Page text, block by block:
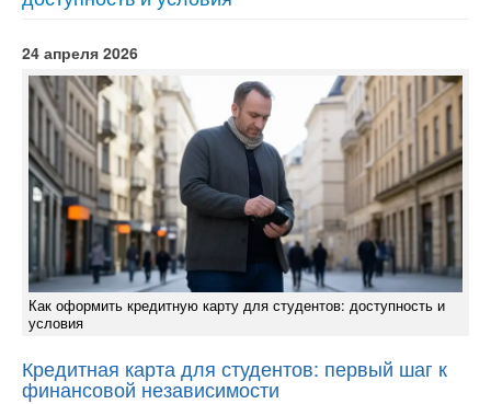
24 апреля 2026
Как оформить кредитную карту для студентов: доступность и
условия
Кредитная карта для студентов: первый шаг к
финансовой независимости